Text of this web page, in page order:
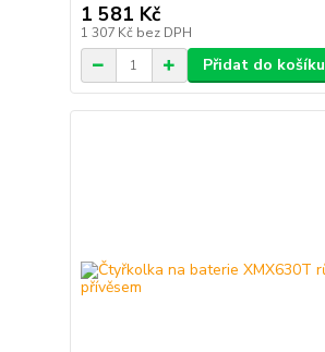
1 581 Kč
1 307 Kč bez DPH
Přidat do košíku